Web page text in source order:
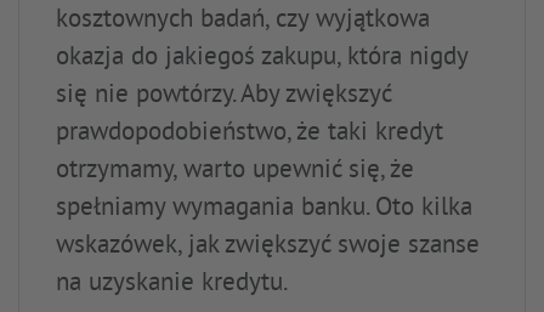
kosztownych badań, czy wyjątkowa
okazja do jakiegoś zakupu, która nigdy
się nie powtórzy. Aby zwiększyć
prawdopodobieństwo, że taki kredyt
otrzymamy, warto upewnić się, że
spełniamy wymagania banku. Oto kilka
wskazówek, jak zwiększyć swoje szanse
na uzyskanie kredytu.